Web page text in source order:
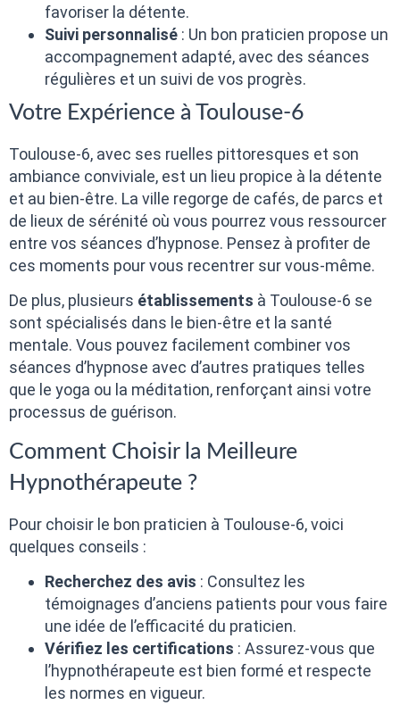
favoriser la détente.
Suivi personnalisé : Un bon praticien propose un
accompagnement adapté, avec des séances
régulières et un suivi de vos progrès.
Votre Expérience à Toulouse-6
Toulouse-6, avec ses ruelles pittoresques et son
ambiance conviviale, est un lieu propice à la détente
et au bien-être. La ville regorge de cafés, de parcs et
de lieux de sérénité où vous pourrez vous ressourcer
entre vos séances d’hypnose. Pensez à profiter de
ces moments pour vous recentrer sur vous-même.
De plus, plusieurs établissements à Toulouse-6 se
sont spécialisés dans le bien-être et la santé
mentale. Vous pouvez facilement combiner vos
séances d’hypnose avec d’autres pratiques telles
que le yoga ou la méditation, renforçant ainsi votre
processus de guérison.
Comment Choisir la Meilleure
Hypnothérapeute ?
Pour choisir le bon praticien à Toulouse-6, voici
quelques conseils :
Recherchez des avis : Consultez les
témoignages d’anciens patients pour vous faire
une idée de l’efficacité du praticien.
Vérifiez les certifications : Assurez-vous que
l’hypnothérapeute est bien formé et respecte
les normes en vigueur.